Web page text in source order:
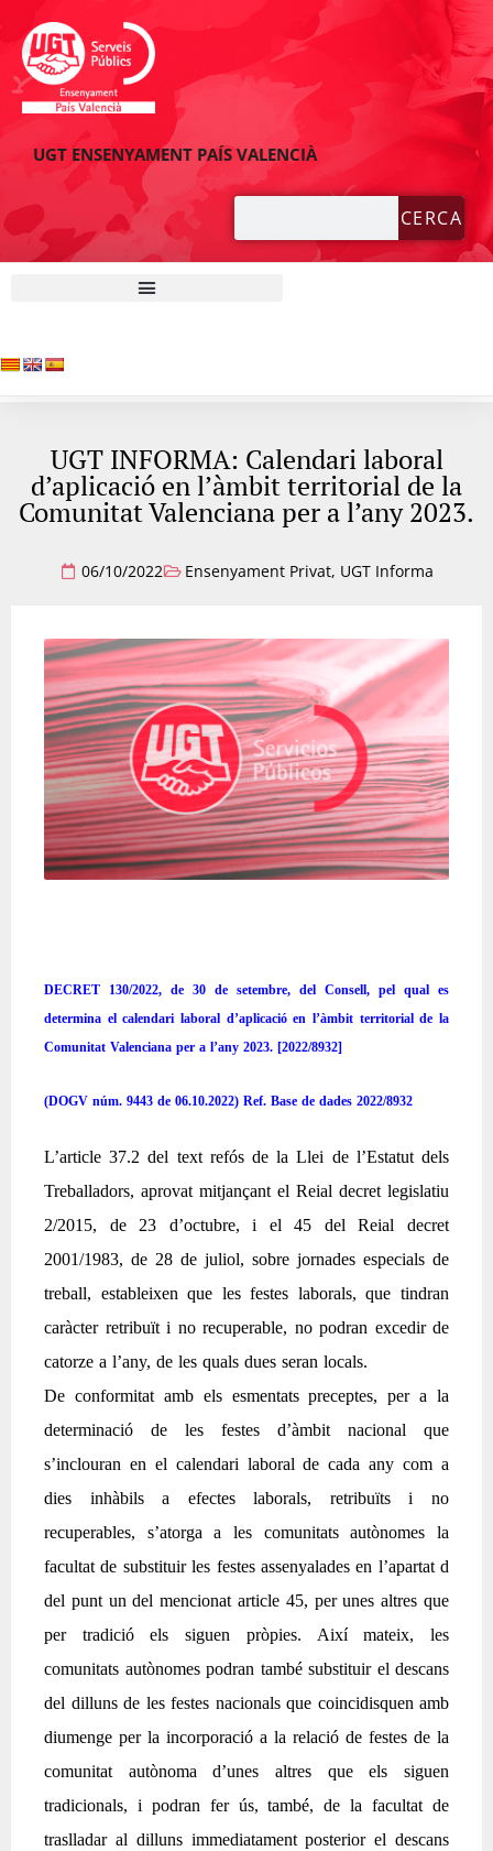
UGT ENSENYAMENT PAÍS VALENCIÀ
CERCA
UGT INFORMA: Calendari laboral
d’aplicació en l’àmbit territorial de la
Comunitat Valenciana per a l’any 2023.
06/10/2022 Ensenyament Privat, UGT Informa
DECRET 130/2022, de 30 de setembre, del Consell, pel qual es
determina el calendari laboral d’aplicació en l’àmbit territorial de la
Comunitat Valenciana per a l’any 2023. [2022/8932]
(DOGV núm. 9443 de 06.10.2022) Ref. Base de dades 2022/8932
L’article 37.2 del text refós de la Llei de l’Estatut dels
Treballadors, aprovat mitjançant el Reial decret legislatiu
2/2015, de 23 d’octubre, i el 45 del Reial decret
2001/1983, de 28 de juliol, sobre jornades especials de
treball, estableixen que les festes laborals, que tindran
caràcter retribuït i no recuperable, no podran excedir de
catorze a l’any, de les quals dues seran locals.
De conformitat amb els esmentats preceptes, per a la
determinació de les festes d’àmbit nacional que
s’inclouran en el calendari laboral de cada any com a
dies inhàbils a efectes laborals, retribuïts i no
recuperables, s’atorga a les comunitats autònomes la
facultat de substituir les festes assenyalades en l’apartat d
del punt un del mencionat article 45, per unes altres que
per tradició els siguen pròpies. Així mateix, les
comunitats autònomes podran també substituir el descans
del dilluns de les festes nacionals que coincidisquen amb
diumenge per la incorporació a la relació de festes de la
comunitat autònoma d’unes altres que els siguen
tradicionals, i podran fer ús, també, de la facultat de
traslladar al dilluns immediatament posterior el descans